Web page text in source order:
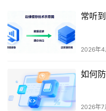
常听
2026年4
如何
2026年7